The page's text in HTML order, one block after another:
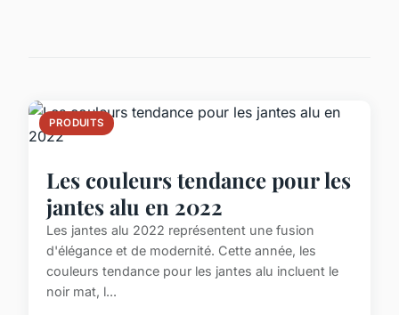
PRODUITS
Les couleurs tendance pour les
jantes alu en 2022
Les jantes alu 2022 représentent une fusion
d'élégance et de modernité. Cette année, les
couleurs tendance pour les jantes alu incluent le
noir mat, l...